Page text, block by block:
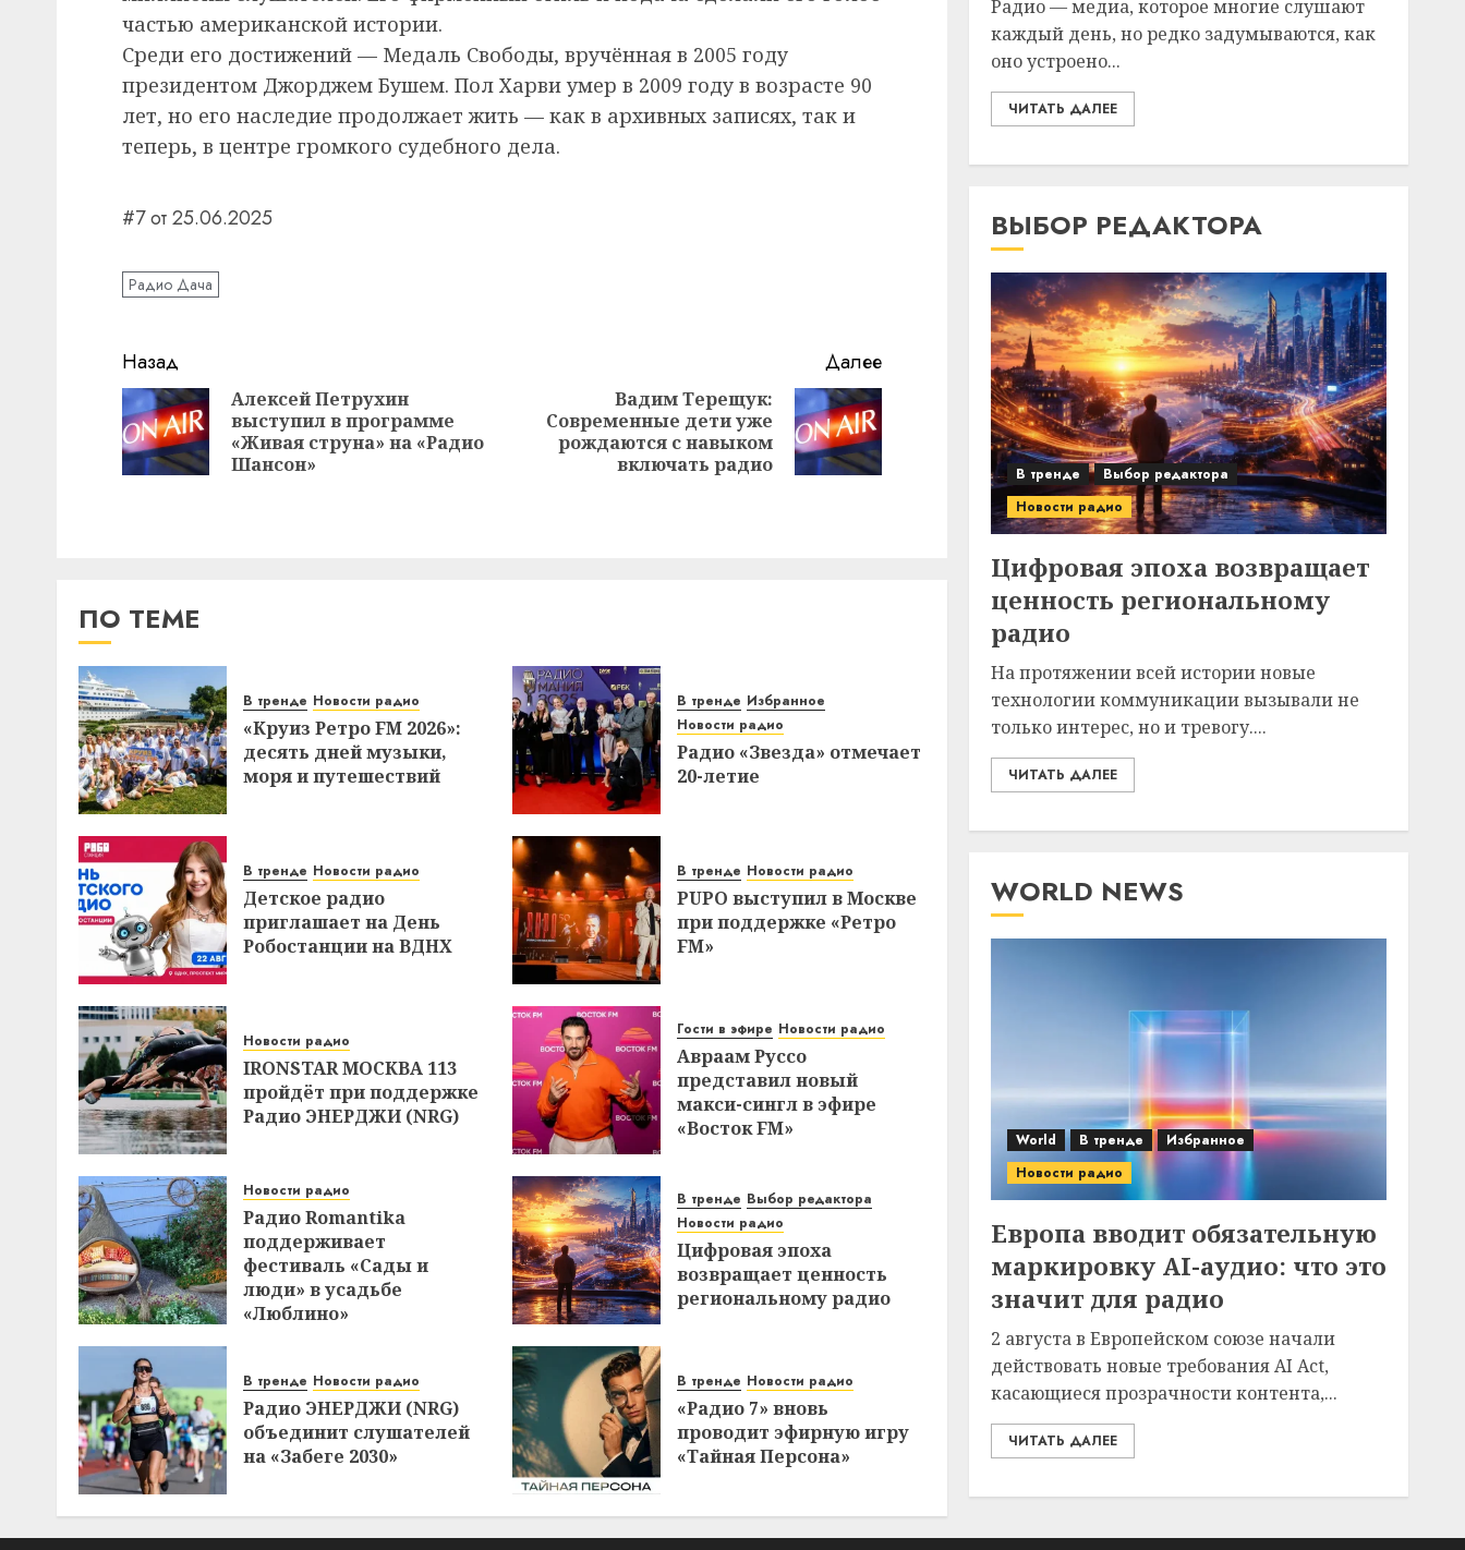
частью американской истории.
Среди его достижений — Медаль Свободы, вручённая в 2005 году
президентом Джорджем Бушем. Пол Харви умер в 2009 году в возрасте 90
лет, но его наследие продолжает жить — как в архивных записях, так и
теперь, в центре громкого судебного дела.
#7 от 25.06.2025
Радио Дача
Навигация
записи
Назад
Предыдущая
запись:
Алексей Петрухин
выступил в программе
«Живая струна» на «Радио
Шансон»
Далее
Следующая
запись:
Вадим Терещук:
Современные дети уже
рождаются с навыком
включать радио
ПО ТЕМЕ
В тренде Новости радио
«Круиз Ретро FM 2026»:
десять дней музыки,
моря и путешествий
В тренде Избранное
Новости радио
Радио «Звезда» отмечает
20-летие
В тренде Новости радио
Детское радио
приглашает на День
Робостанции на ВДНХ
В тренде Новости радио
PUPO выступил в Москве
при поддержке «Ретро
FM»
Новости радио
IRONSTAR МОСКВА 113
пройдёт при поддержке
Радио ЭНЕРДЖИ (NRG)
Гости в эфире Новости радио
Авраам Руссо
представил новый
макси-сингл в эфире
«Восток FM»
Новости радио
Радио Romantika
поддерживает
фестиваль «Сады и
люди» в усадьбе
«Люблино»
В тренде Выбор редактора
Новости радио
Цифровая эпоха
возвращает ценность
региональному радио
В тренде Новости радио
Радио ЭНЕРДЖИ (NRG)
объединит слушателей
на «Забеге 2030»
В тренде Новости радио
«Радио 7» вновь
проводит эфирную игру
«Тайная Персона»
Радио — медиа, которое многие слушают
каждый день, но редко задумываются, как
оно устроено...
ЧИТАТЬ ДАЛЕЕ
ВЫБОР РЕДАКТОРА
В тренде
Выбор редактора
Новости радио
Цифровая эпоха возвращает
ценность региональному
радио
На протяжении всей истории новые
технологии коммуникации вызывали не
только интерес, но и тревогу....
ЧИТАТЬ ДАЛЕЕ
WORLD NEWS
World В тренде
Избранное
Новости радио
Европа вводит обязательную
маркировку AI-аудио: что это
значит для радио
2 августа в Европейском союзе начали
действовать новые требования AI Act,
касающиеся прозрачности контента,...
ЧИТАТЬ ДАЛЕЕ